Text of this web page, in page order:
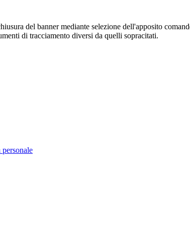
del banner mediante selezione dell'apposito
di tracciamento diversi da quelli sopracitati.